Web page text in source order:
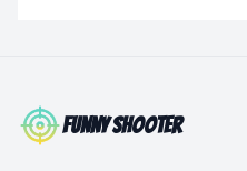
Funny Shooter